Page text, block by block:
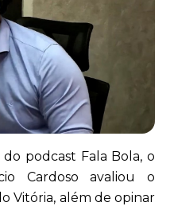
podcast Fala Bola, o
Cardoso avaliou o
Vitória, além de opinar